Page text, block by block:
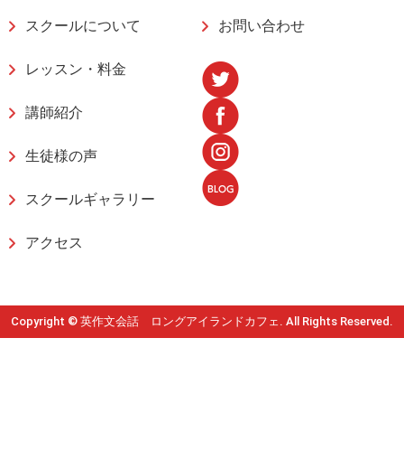
スクールについて
レッスン・料金
講師紹介
生徒様の声
スクールギャラリー
アクセス
お問い合わせ
Copyright © 英作文会話 ロングアイランドカフェ. All Rights Reserved.